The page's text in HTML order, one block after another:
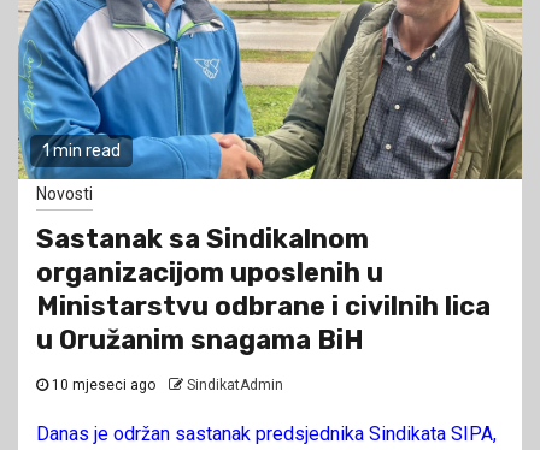
1 min read
Novosti
Sastanak sa Sindikalnom
organizacijom uposlenih u
Ministarstvu odbrane i civilnih lica
u Oružanim snagama BiH
10 mjeseci ago SindikatAdmin
Danas je održan sastanak predsjednika Sindikata SIPA,